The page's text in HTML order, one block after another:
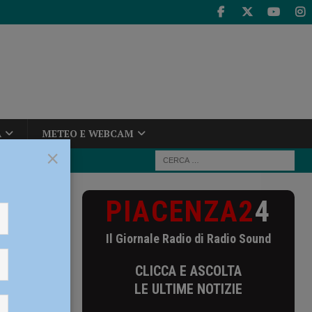
METEO E WEBCAM
Santelli
PIACENZA24
Il Giornale Radio di Radio Sound
CLICCA E ASCOLTA
LE ULTIME NOTIZIE
×